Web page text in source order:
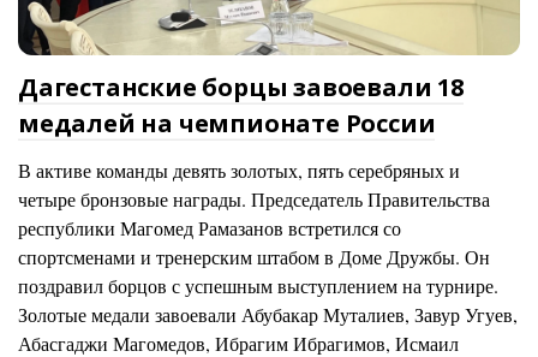
Дагестанские борцы завоевали 18
медалей на чемпионате России
В активе команды девять золотых, пять серебряных и
четыре бронзовые награды. Председатель Правительства
республики Магомед Рамазанов встретился со
спортсменами и тренерским штабом в Доме Дружбы. Он
поздравил борцов с успешным выступлением на турнире.
Золотые медали завоевали Абубакар Муталиев, Завур Угуев,
Абасгаджи Магомедов, Ибрагим Ибрагимов, Исмаил